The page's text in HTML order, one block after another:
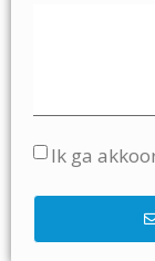
Ik ga